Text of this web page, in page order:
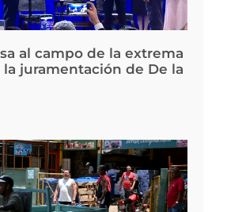
al campo de la extrema
juramentación de De la